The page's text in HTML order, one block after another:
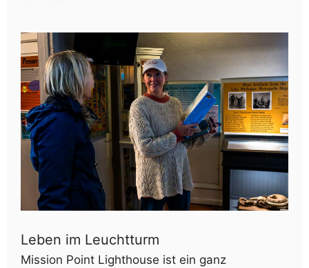
Leben im Leuchtturm
Mission Point Lighthouse ist ein ganz